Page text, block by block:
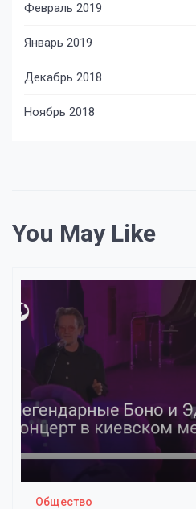
Февраль 2019
Январь 2019
Декабрь 2018
Ноябрь 2018
You May Like
Общество